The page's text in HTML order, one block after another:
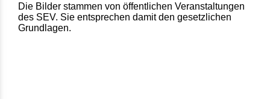
Die Bilder stammen von öffentlichen Veranstaltungen
des SEV. Sie entsprechen damit den gesetzlichen
Grundlagen.